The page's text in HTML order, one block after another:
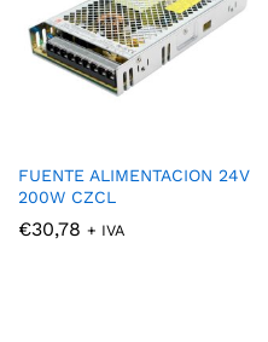
FUENTE ALIMENTACION 24V
200W CZCL
€30,78 + IVA